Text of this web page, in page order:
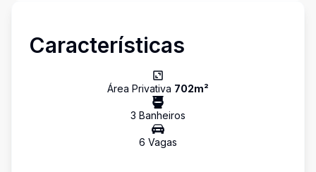
Características
Área Privativa 702m²
3 Banheiros
6 Vagas